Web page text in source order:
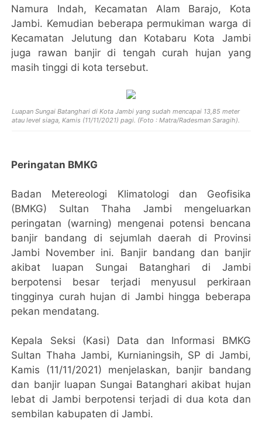
Namura Indah, Kecamatan Alam Barajo, Kota
Jambi. Kemudian beberapa permukiman warga di
Kecamatan Jelutung dan Kotabaru Kota Jambi
juga rawan banjir di tengah curah hujan yang
masih tinggi di kota tersebut.
Luapan Sungai Batanghari di Kota Jambi yang sudah mencapai 13,85 meter
atau level siaga, Kamis (11/11/2021) pagi. (Foto : Matra/Radesman Saragih).
Peringatan BMKG
Badan Metereologi Klimatologi dan Geofisika
(BMKG) Sultan Thaha Jambi mengeluarkan
peringatan (warning) mengenai potensi bencana
banjir bandang di sejumlah daerah di Provinsi
Jambi November ini. Banjir bandang dan banjir
akibat luapan Sungai Batanghari di Jambi
berpotensi besar terjadi menyusul perkiraan
tingginya curah hujan di Jambi hingga beberapa
pekan mendatang.
Kepala Seksi (Kasi) Data dan Informasi BMKG
Sultan Thaha Jambi, Kurnianingsih, SP di Jambi,
Kamis (11/11/2021) menjelaskan, banjir bandang
dan banjir luapan Sungai Batanghari akibat hujan
lebat di Jambi berpotensi terjadi di dua kota dan
sembilan kabupaten di Jambi.